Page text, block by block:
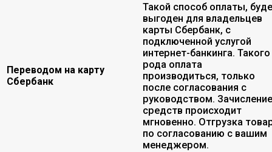
Переводом на карту
Сбербанк
Такой способ оплаты,
выгоден для владельцев
карты Сбербанк, с
подключенной услугой
интернет-банкинга. Такого
рода оплата
производиться, только
после согласования с
руководством. Зачисление
средств происходит
мгновенно. Отгрузка
по согласованию с вашим
менеджером.